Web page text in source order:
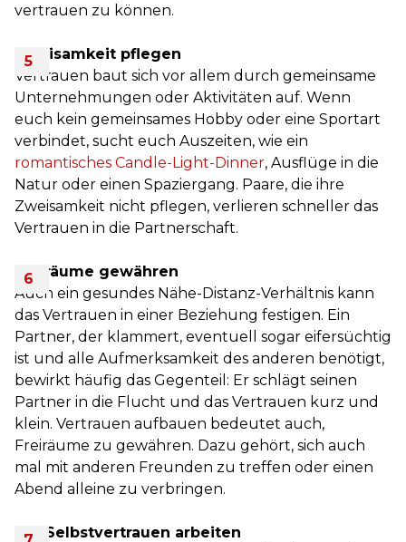
vertrauen zu können.
Zweisamkeit pflegen
Vertrauen baut sich vor allem durch gemeinsame
Unternehmungen oder Aktivitäten auf. Wenn
euch kein gemeinsames Hobby oder eine Sportart
verbindet, sucht euch Auszeiten, wie ein
romantisches Candle-Light-Dinner, Ausflüge in die
Natur oder einen Spaziergang. Paare, die ihre
Zweisamkeit nicht pflegen, verlieren schneller das
Vertrauen in die Partnerschaft.
Freiräume gewähren
Auch ein gesundes Nähe-Distanz-Verhältnis kann
das Vertrauen in einer Beziehung festigen. Ein
Partner, der klammert, eventuell sogar eifersüchtig
ist und alle Aufmerksamkeit des anderen benötigt,
bewirkt häufig das Gegenteil: Er schlägt seinen
Partner in die Flucht und das Vertrauen kurz und
klein. Vertrauen aufbauen bedeutet auch,
Freiräume zu gewähren. Dazu gehört, sich auch
mal mit anderen Freunden zu treffen oder einen
Abend alleine zu verbringen.
Am Selbstvertrauen arbeiten